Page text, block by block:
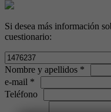
Si desea más información
cuestionario:
Nombre y apellidos *
e-mail *
Teléfono